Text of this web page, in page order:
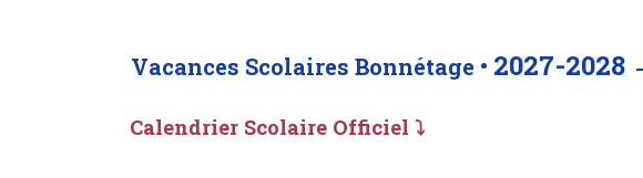
Vacances Scolaires Bonnétage • 2027-2028
Calendrier Scolaire Officiel ⤵